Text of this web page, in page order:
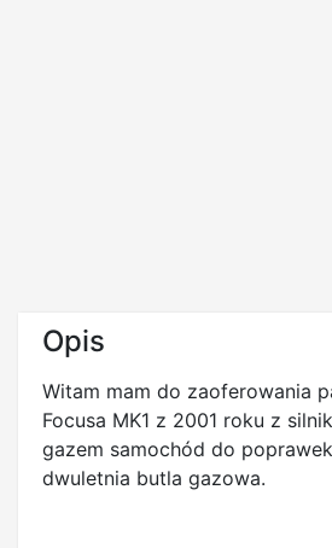
Opis
Witam mam do zaoferowania
Focusa MK1 z 2001 roku z
gazem samochód do
dwuletnia butla gazowa.